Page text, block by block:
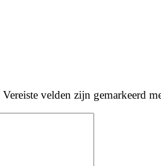
Vereiste velden zijn gemarkeerd